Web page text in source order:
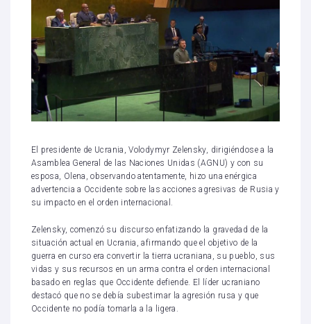
El presidente de Ucrania, Volodymyr Zelensky, dirigiéndose a la
Asamblea General de las Naciones Unidas (AGNU) y con su
esposa, Olena, observando atentamente, hizo una enérgica
advertencia a Occidente sobre las acciones agresivas de Rusia y
su impacto en el orden internacional.
Zelensky, comenzó su discurso enfatizando la gravedad de la
situación actual en Ucrania, afirmando que el objetivo de la
guerra en curso era convertir la tierra ucraniana, su pueblo, sus
vidas y sus recursos en un arma contra el orden internacional
basado en reglas que Occidente defiende. El líder ucraniano
destacó que no se debía subestimar la agresión rusa y que
Occidente no podía tomarla a la ligera.